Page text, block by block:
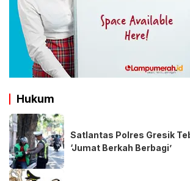
Hukum
Satlantas Polres Gresik
‘Jumat Berkah Berbagi’